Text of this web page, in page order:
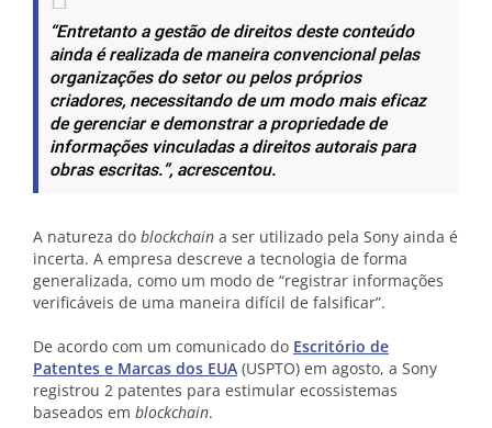
“Entretanto a gestão de direitos deste conteúdo
ainda é realizada de maneira convencional pelas
organizações do setor ou pelos próprios
criadores, necessitando de um modo mais eficaz
de gerenciar e demonstrar a propriedade de
informações vinculadas a direitos autorais para
obras escritas.”, acrescentou.
A natureza do blockchain a ser utilizado pela Sony ainda é
incerta. A empresa descreve a tecnologia de forma
generalizada, como um modo de “registrar informações
verificáveis de uma maneira difícil de falsificar”.
De acordo com um comunicado do Escritório de
Patentes e Marcas dos EUA (USPTO) em agosto, a Sony
registrou 2 patentes para estimular ecossistemas
baseados em blockchain.